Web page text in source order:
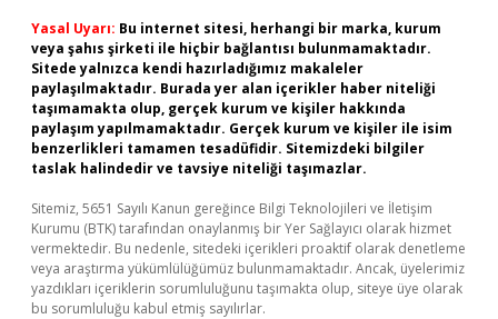
Yasal Uyarı: Bu internet sitesi, herhangi bir marka, kurum
veya şahıs şirketi ile hiçbir bağlantısı bulunmamaktadır.
Sitede yalnızca kendi hazırladığımız makaleler
paylaşılmaktadır. Burada yer alan içerikler haber niteliği
taşımamakta olup, gerçek kurum ve kişiler hakkında
paylaşım yapılmamaktadır. Gerçek kurum ve kişiler ile isim
benzerlikleri tamamen tesadüfidir. Sitemizdeki bilgiler
taslak halindedir ve tavsiye niteliği taşımazlar.
Sitemiz, 5651 Sayılı Kanun gereğince Bilgi Teknolojileri ve İletişim
Kurumu (BTK) tarafından onaylanmış bir Yer Sağlayıcı olarak hizmet
vermektedir. Bu nedenle, sitedeki içerikleri proaktif olarak denetleme
veya araştırma yükümlülüğümüz bulunmamaktadır. Ancak, üyelerimiz
yazdıkları içeriklerin sorumluluğunu taşımakta olup, siteye üye olarak
bu sorumluluğu kabul etmiş sayılırlar.